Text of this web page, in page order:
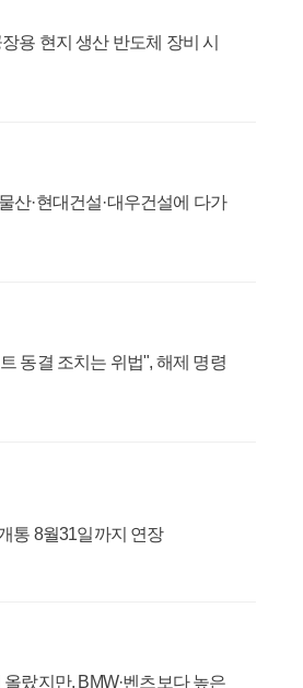
용 현지 생산 반도체 장비 시
산·현대건설·대우건설에 다가
동결 조치는 위법", 해제 명령
통 8월31일까지 연장
랐지만, BMW·벤츠보다 높은